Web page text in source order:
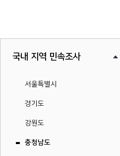
국내 지역 민속조사
서울특별시
경기도
강원도
충청남도